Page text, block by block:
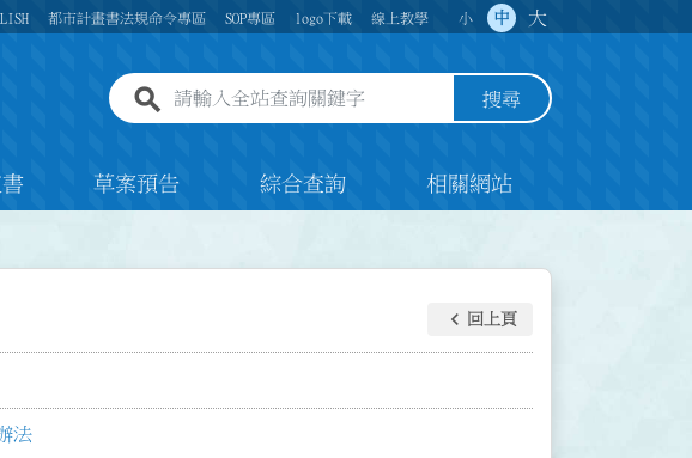
都市計畫書法規命令專區 SOP專區 logo下載 線上教學 小 中 大
全站查詢關鍵字欄位 搜尋
草案預告 綜合查詢 相關網站
keyboard_arrow_left 回上頁
法